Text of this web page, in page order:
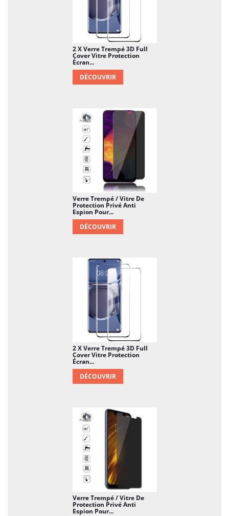
2 X Verre Trempé 3D Full
Cover Vitre Protection
Écran...
DÉCOUVRIR
Verre Trempé / Vitre De
Protection Privé Anti
Espion Pour...
DÉCOUVRIR
2 X Verre Trempé 3D Full
Cover Vitre Protection
Écran...
DÉCOUVRIR
Verre Trempé / Vitre De
Protection Privé Anti
Espion Pour...